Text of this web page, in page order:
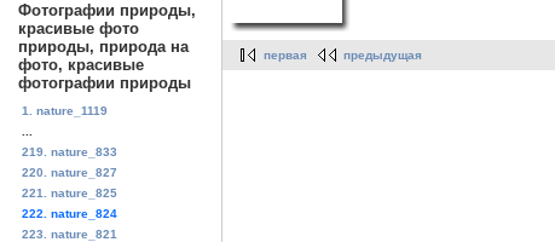
Фотографии природы,
красивые фото
природы, природа на
фото, красивые
фотографии природы
1. nature_1119
219. nature_833
220. nature_827
221. nature_825
222. nature_824
223. nature_821
первая предыдущая